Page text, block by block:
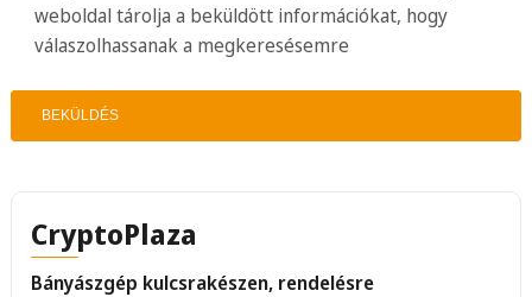
weboldal tárolja a beküldött információkat, hogy
válaszolhassanak a megkeresésemre
BEKÜLDÉS
CryptoPlaza
Bányászgép kulcsrakészen, rendelésre